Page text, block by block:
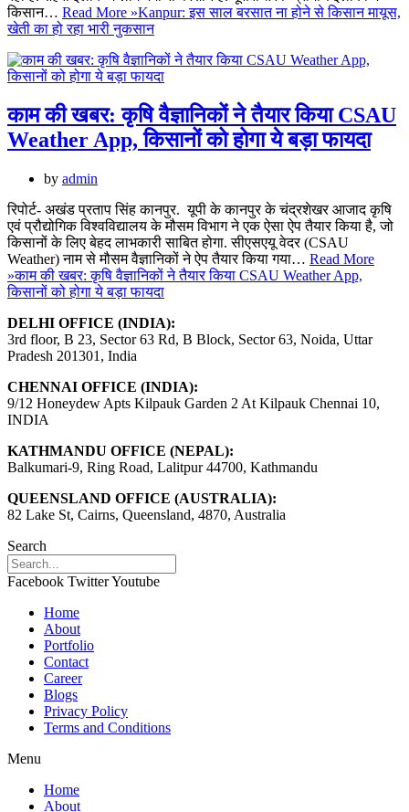
किसान… Read More »Kanpur: इस साल बरसात ना होने से किसान मायूस,
खेती का हो रहा भारी नुकसान
काम की खबर: कृषि वैज्ञानिकों ने तैयार किया CSAU
Weather App, किसानों को होगा ये बड़ा फायदा
by admin
रिपोर्ट- अखंड प्रताप सिंह कानपुर. यूपी के कानपुर के चंद्रशेखर आजाद कृषि
एवं प्रौद्योगिक विश्वविद्यालय के मौसम विभाग ने एक ऐसा ऐप तैयार किया है, जो
किसानों के लिए बेहद लाभकारी साबित होगा. सीएसएयू वेदर (CSAU
Weather) नाम से मौसम वैज्ञानिकों ने ऐप तैयार किया गया… Read More
»काम की खबर: कृषि वैज्ञानिकों ने तैयार किया CSAU Weather App,
किसानों को होगा ये बड़ा फायदा
DELHI OFFICE (INDIA):
3rd floor, B 23, Sector 63 Rd, B Block, Sector 63, Noida, Uttar
Pradesh 201301, India
CHENNAI OFFICE (INDIA):
9/12 Honeydew Apts Kilpauk Garden 2 At Kilpauk Chennai 10,
INDIA
KATHMANDU OFFICE (NEPAL):
Balkumari-9, Ring Road, Lalitpur 44700, Kathmandu
QUEENSLAND OFFICE (AUSTRALIA):
82 Lake St, Cairns, Queensland, 4870, Australia
Search
Facebook TwitterYoutube
Home
About
Portfolio
Contact
Career
Blogs
Privacy Policy
Terms and Conditions
Menu
Home
About